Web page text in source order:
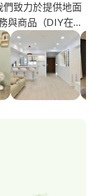
與商品（DIY在庫